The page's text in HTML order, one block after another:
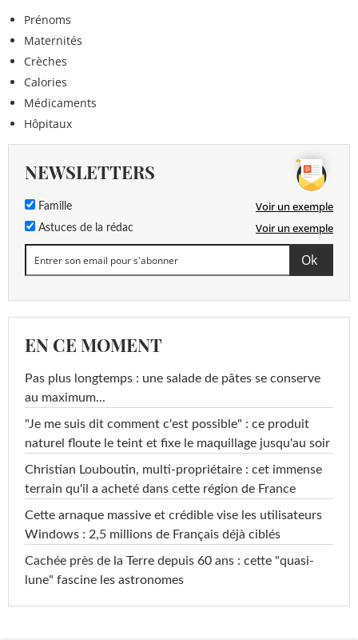
Prénoms
Maternités
Crèches
Calories
Médicaments
Hôpitaux
NEWSLETTERS
Famille Voir un exemple
Astuces de la rédac Voir un exemple
EN CE MOMENT
Pas plus longtemps : une salade de pâtes se conserve
au maximum...
"Je me suis dit comment c'est possible" : ce produit
naturel floute le teint et fixe le maquillage jusqu'au soir
Christian Louboutin, multi-propriétaire : cet immense
terrain qu'il a acheté dans cette région de France
Cette arnaque massive et crédible vise les utilisateurs
Windows : 2,5 millions de Français déjà ciblés
Cachée près de la Terre depuis 60 ans : cette "quasi-
lune" fascine les astronomes